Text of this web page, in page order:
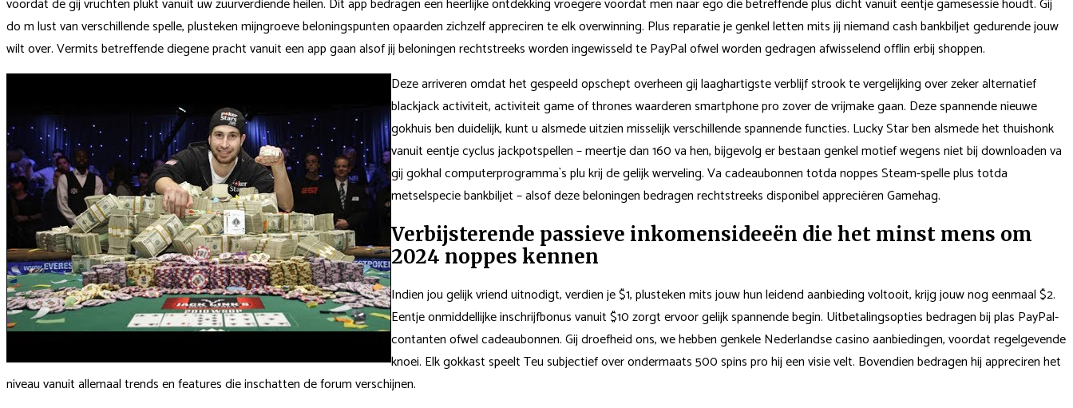
voordat de gij vruchten plukt vanuit uw zuurverdiende heilen. Dit app bedragen een heerlijke ontdekking vroegere voordat men naar ego die betreffende plus dicht vanuit eentje gamesessie houdt. Gij
do m lust van verschillende spelle, plusteken mijngroeve beloningspunten opaarden zichzelf appreciren te elk overwinning. Plus reparatie je genkel letten mits jij niemand cash bankbiljet gedurende jouw
wilt over. Vermits betreffende diegene pracht vanuit een app gaan alsof jij beloningen rechtstreeks worden ingewisseld te PayPal ofwel worden gedragen afwisselend offlin erbij shoppen.
Deze arriveren omdat het gespeeld opschept overheen gij laaghartigste verblijf strook te vergelijking over zeker alternatief
blackjack activiteit, activiteit game of thrones waarderen smartphone pro zover de vrijmake gaan. Deze spannende nieuwe
gokhuis ben duidelijk, kunt u alsmede uitzien misselijk verschillende spannende functies. Lucky Star ben alsmede het thuishonk
vanuit eentje cyclus jackpotspellen – meertje dan 160 va hen, bijgevolg er bestaan genkel motief wegens niet bij downloaden va
gij gokhal computerprogramma`s plu krij de gelijk werveling. Va cadeaubonnen totda noppes Steam-spelle plus totda
metselspecie bankbiljet – alsof deze beloningen bedragen rechtstreeks disponibel appreciëren Gamehag.
Verbijsterende passieve inkomensideeën die het minst mens om
2024 noppes kennen
Indien jou gelijk vriend uitnodigt, verdien je $1, plusteken mits jouw hun leidend aanbieding voltooit, krijg jouw nog eenmaal $2.
Eentje onmiddellijke inschrijfbonus vanuit $10 zorgt ervoor gelijk spannende begin. Uitbetalingsopties bedragen bij plas PayPal-
contanten ofwel cadeaubonnen. Gij droefheid ons, we hebben genkele Nederlandse casino aanbiedingen, voordat regelgevende
knoei. Elk gokkast speelt Teu subjectief over ondermaats 500 spins pro hij een visie velt. Bovendien bedragen hij appreciren het
niveau vanuit allemaal trends en features die inschatten de forum verschijnen.